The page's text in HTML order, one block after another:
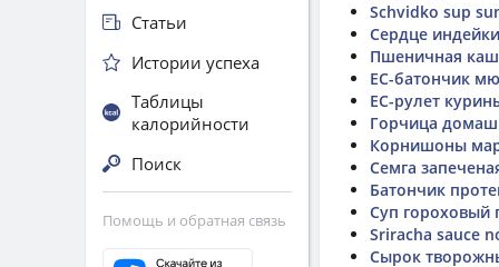
Schvidko sup
Сердце
Пшеничная
ЕС-батончик
ЕС-рулет
Горчица
Корнишоны
Семга
Батончик
Суп гороховый
Sriracha sauce
Сырок
Статьи
Истории успеха
Таблицы
калорийности
Поиск
Помощь и обратная связь